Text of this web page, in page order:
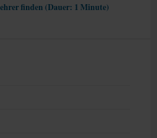
finden (Dauer: 1 Minute)